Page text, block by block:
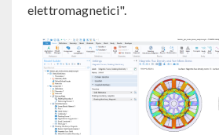
elettromagnetici".